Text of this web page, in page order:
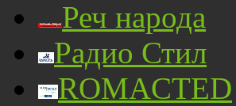
Реч народа
Радио Стил
ROMACTED